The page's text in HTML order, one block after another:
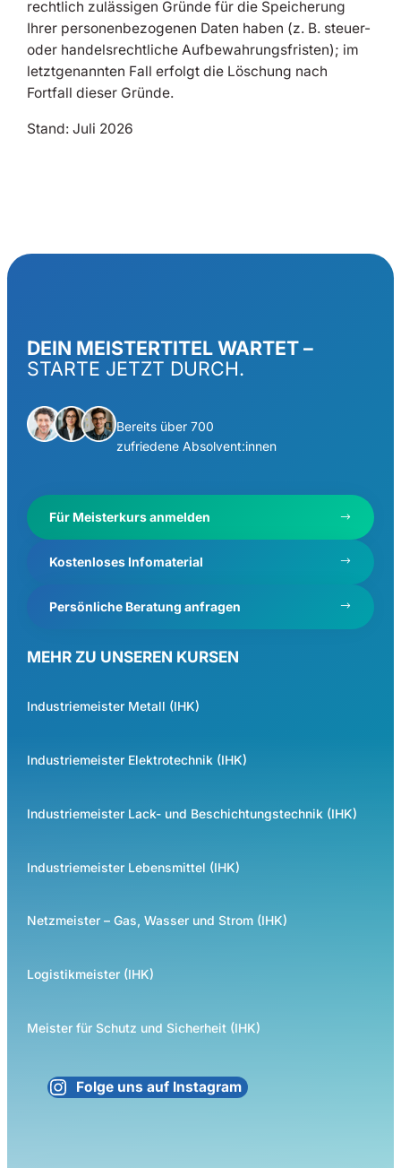
rechtlich zulässigen Gründe für die Speicherung
Ihrer personenbezogenen Daten haben (z. B. steuer-
oder handelsrechtliche Aufbewahrungsfristen); im
letztgenannten Fall erfolgt die Löschung nach
Fortfall dieser Gründe.
Stand: Juli 2026
DEIN MEISTERTITEL WARTET –
STARTE JETZT DURCH.
Bereits über 700
zufriedene Absolvent:innen
Für Meisterkurs anmelden
Kostenloses Infomaterial
Persönliche Beratung anfragen
MEHR ZU UNSEREN KURSEN
Industriemeister Metall (IHK)
Industriemeister Elektrotechnik (IHK)
Industriemeister Lack- und Beschichtungstechnik (IHK)
Industriemeister Lebensmittel (IHK)
Netzmeister – Gas, Wasser und Strom (IHK)
Logistikmeister (IHK)
Meister für Schutz und Sicherheit (IHK)
Folge uns auf Instagram